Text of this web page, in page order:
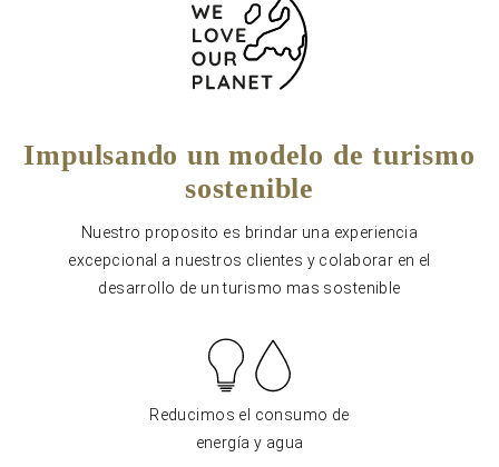
Impulsando un modelo de turismo
sostenible
Nuestro proposito es brindar una experiencia
excepcional a nuestros clientes y colaborar en el
desarrollo de un turismo mas sostenible
Reducimos el consumo de
energía y agua